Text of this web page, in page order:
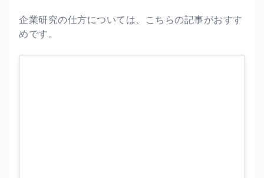
企業研究の仕方については、こちらの記事がおすす
めです。